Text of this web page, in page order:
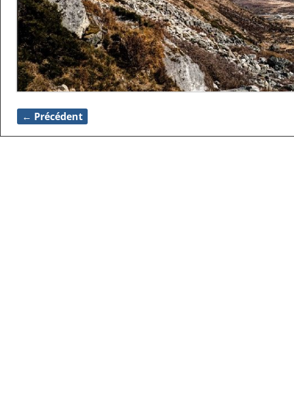
Navigation des images
← Précédent